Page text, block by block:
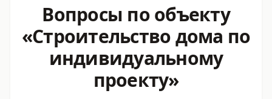
Вопросы по объекту
«Строительство дома по
индивидуальному
проекту»